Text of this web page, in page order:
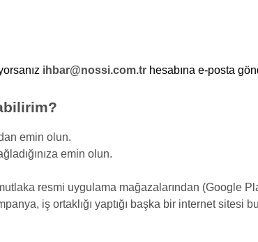
ihbar@nossi.com.tr hesabına e-posta
emin olun.
emin olun.
resmi uygulama mağazalarından (Google
iş ortaklığı yaptığı başka bir internet sitesi